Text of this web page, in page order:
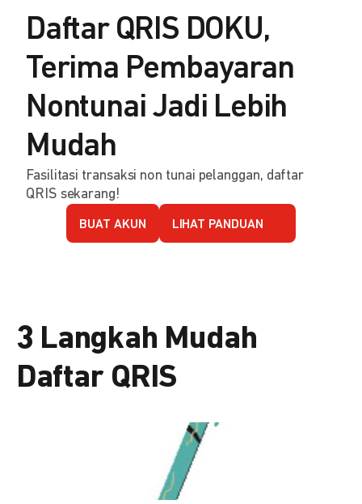
Daftar QRIS DOKU,
Terima Pembayaran
Nontunai Jadi Lebih
Mudah
Fasilitasi transaksi non tunai pelanggan, daftar
QRIS sekarang!
BUAT AKUN LIHAT PANDUAN
3 Langkah Mudah
Daftar QRIS